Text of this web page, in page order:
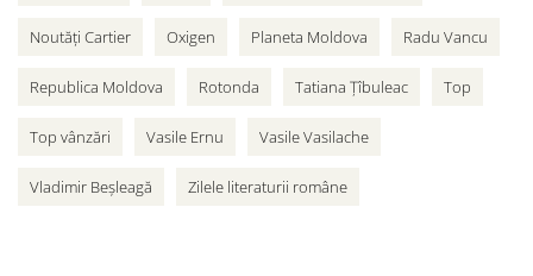
Noutăți Cartier Oxigen Planeta Moldova Radu Vancu
Republica Moldova Rotonda Tatiana Țîbuleac Top
Top vânzări Vasile Ernu Vasile Vasilache
Vladimir Beșleagă Zilele literaturii române